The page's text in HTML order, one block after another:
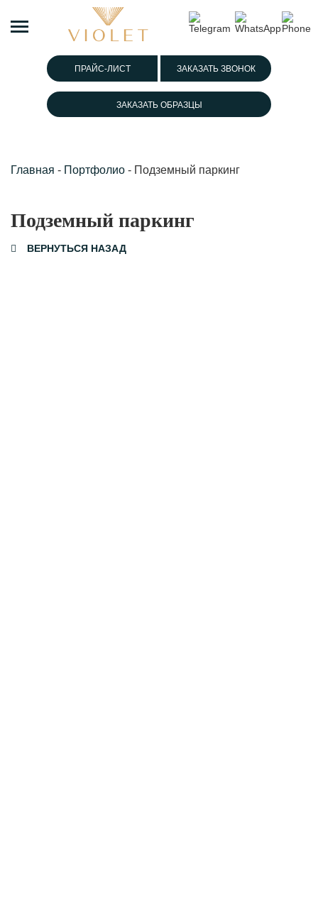
ПРАЙС-ЛИСТ ЗАКАЗАТЬ ЗВОНОК
ЗАКАЗАТЬ ОБРАЗЦЫ
Главная - Портфолио - Подземный паркинг
Подземный паркинг
ВЕРНУТЬСЯ НАЗАД